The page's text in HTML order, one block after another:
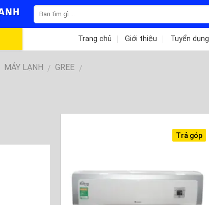
Trang chủ Giới thiệu Tuyển dụng
MÁY LẠNH / GREE /
Trả góp